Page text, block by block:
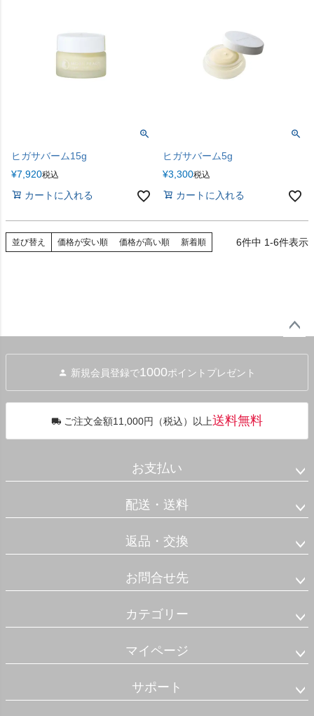
ヒガサバーム15g
¥7,920税込
カートに入れる
ヒガサバーム5g
¥3,300税込
カートに入れる
並び替え 価格が安い順 価格が高い順 新着順 6件中 1-6件表示
へ
新規会員登録で1000ポイントプレゼント
ご注文金額11,000円（税込）以上送料無料
お支払い
配送・送料
返品・交換
お問合せ先
カテゴリー
マイページ
サポート